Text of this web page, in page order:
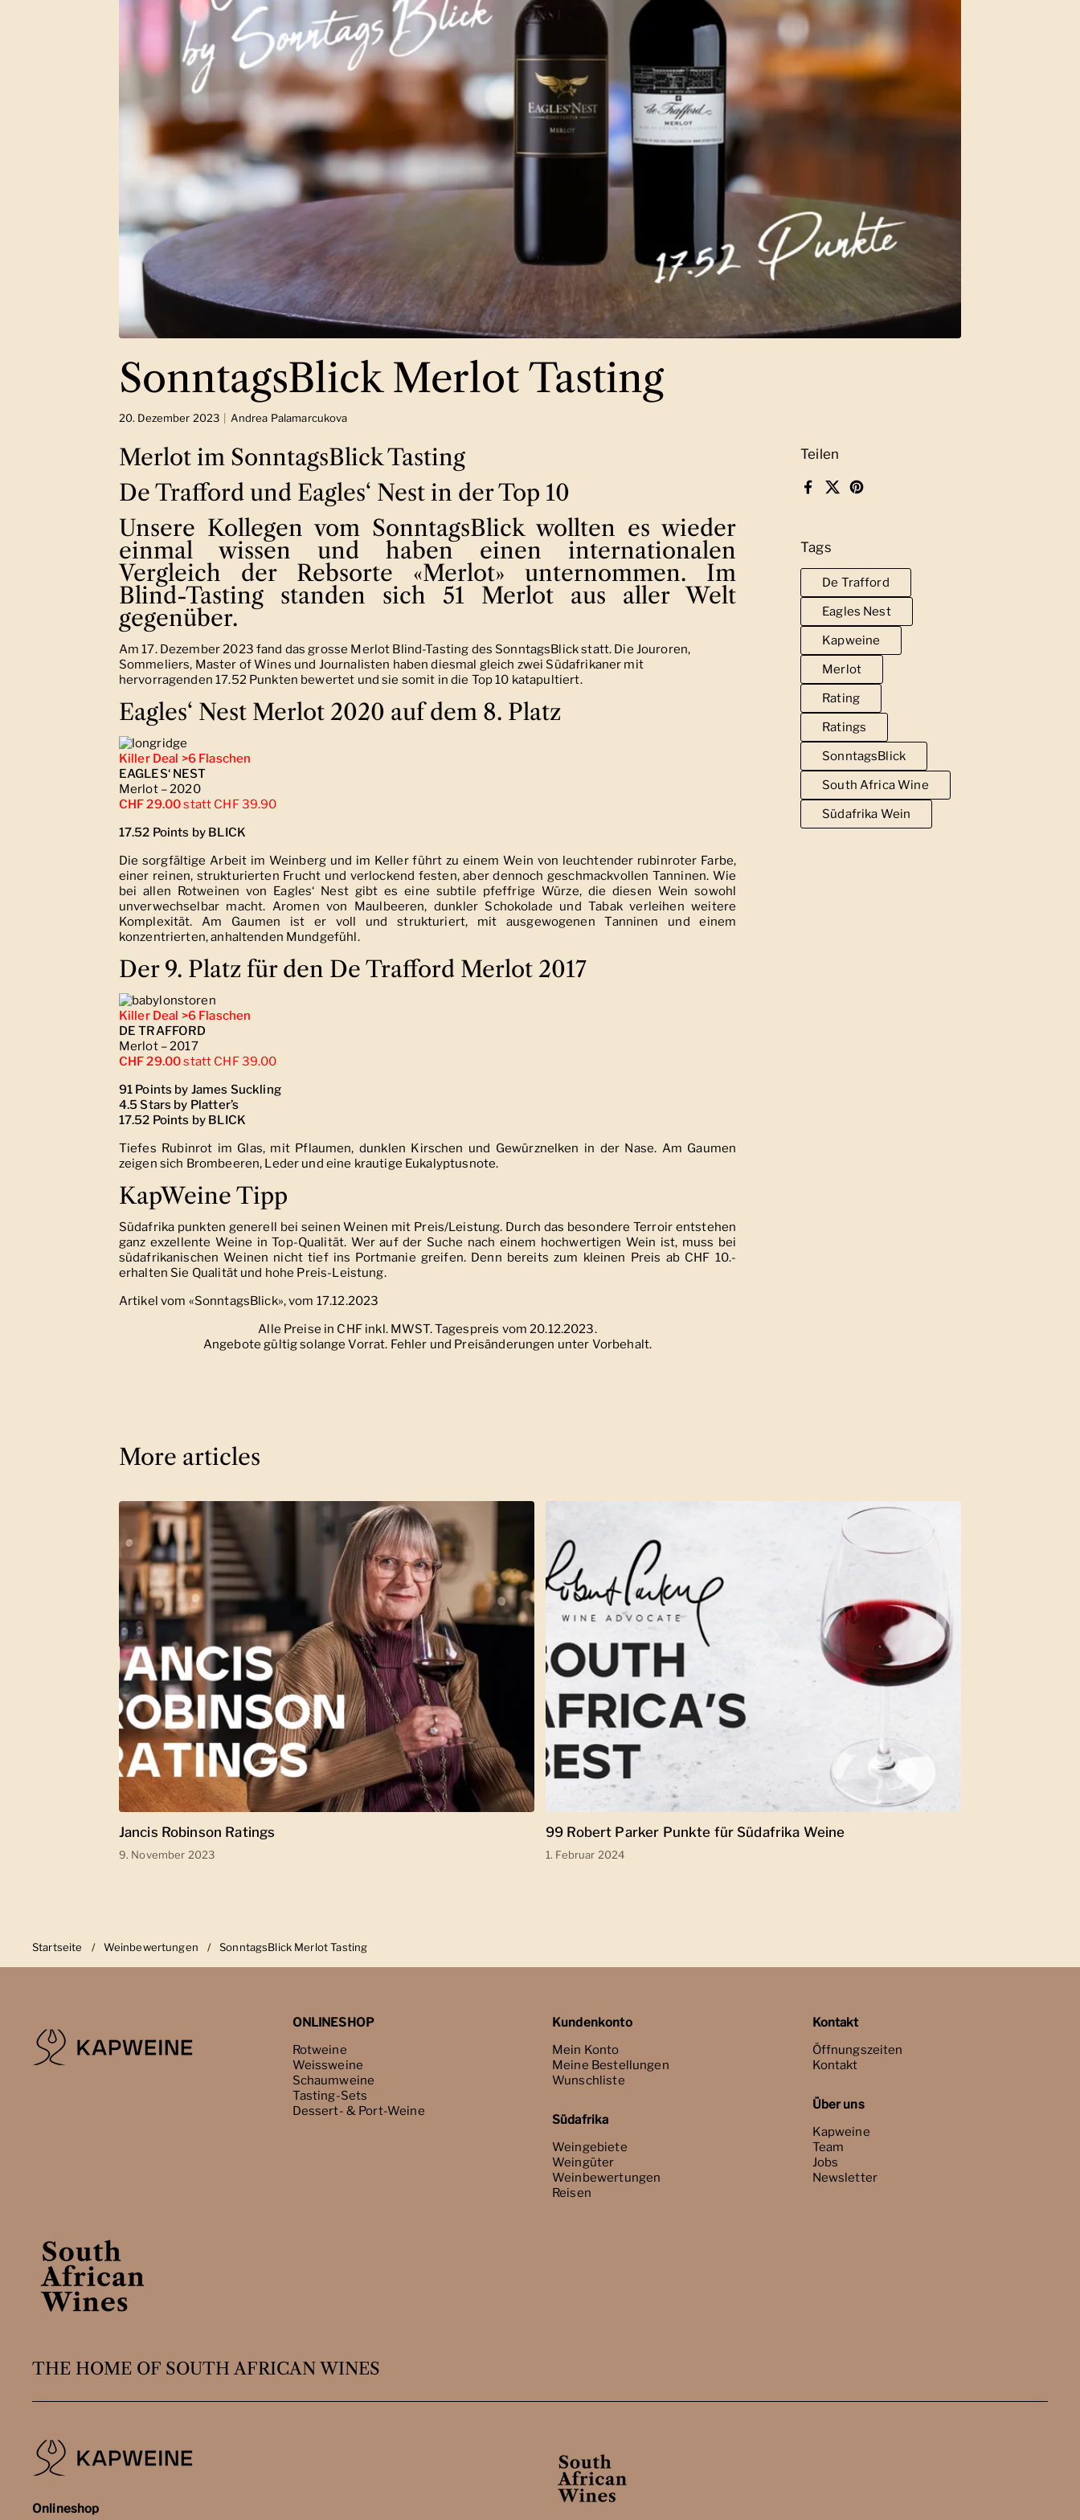
SonntagsBlick Merlot Tasting
20. Dezember 2023 Andrea Palamarcukova
Teilen
Facebook
X (Twitter)
Pinterest
Tags
De Trafford
Eagles Nest
Kapweine
Merlot
Rating
Ratings
SonntagsBlick
South Africa Wine
Südafrika Wein
Merlot im SonntagsBlick Tasting
De Trafford und Eagles‘ Nest in der Top 10
Unsere Kollegen vom SonntagsBlick wollten es wieder
einmal wissen und haben einen internationalen
Vergleich der Rebsorte «Merlot» unternommen. Im
Blind-Tasting standen sich 51 Merlot aus aller Welt
gegenüber.
Am 17. Dezember 2023 fand das grosse Merlot Blind-Tasting des SonntagsBlick statt. Die Jouroren,
Sommeliers, Master of Wines und Journalisten haben diesmal gleich zwei Südafrikaner mit
hervorragenden 17.52 Punkten bewertet und sie somit in die Top 10 katapultiert.
Eagles‘ Nest Merlot 2020 auf dem 8. Platz
Killer Deal >6 Flaschen
EAGLES‘ NEST
Merlot – 2020
CHF 29.00statt CHF 39.90
17.52 Points by BLICK
Die sorgfältige Arbeit im Weinberg und im Keller führt zu einem Wein von leuchtender rubinroter Farbe,
einer reinen, strukturierten Frucht und verlockend festen, aber dennoch geschmackvollen Tanninen. Wie
bei allen Rotweinen von Eagles‘ Nest gibt es eine subtile pfeffrige Würze, die diesen Wein sowohl
unverwechselbar macht. Aromen von Maulbeeren, dunkler Schokolade und Tabak verleihen weitere
Komplexität. Am Gaumen ist er voll und strukturiert, mit ausgewogenen Tanninen und einem
konzentrierten, anhaltenden Mundgefühl.
Der 9. Platz für den De Trafford Merlot 2017
Killer Deal >6 Flaschen
DE TRAFFORD
Merlot – 2017
CHF 29.00statt CHF 39.00
91 Points by James Suckling
4.5 Stars by Platter’s
17.52 Points by BLICK
Tiefes Rubinrot im Glas, mit Pflaumen, dunklen Kirschen und Gewürznelken in der Nase. Am Gaumen
zeigen sich Brombeeren, Leder und eine krautige Eukalyptusnote.
KapWeine Tipp
Südafrika punkten generell bei seinen Weinen mit Preis/Leistung. Durch das besondere Terroir entstehen
ganz exzellente Weine in Top-Qualität. Wer auf der Suche nach einem hochwertigen Wein ist, muss bei
südafrikanischen Weinen nicht tief ins Portmanie greifen. Denn bereits zum kleinen Preis ab CHF 10.-
erhalten Sie Qualität und hohe Preis-Leistung.
Artikel vom «SonntagsBlick», vom 17.12.2023
Alle Preise in CHF inkl. MWST. Tagespreis vom 20.12.2023.
Angebote gültig solange Vorrat. Fehler und Preisänderungen unter Vorbehalt.
More articles
Jancis Robinson Ratings
9. November 2023
99 Robert Parker Punkte für Südafrika Weine
1. Februar 2024
Startseite / Weinbewertungen / SonntagsBlick Merlot Tasting
ONLINESHOP
Rotweine
Weissweine
Schaumweine
Tasting-Sets
Dessert- & Port-Weine
Kundenkonto
Mein Konto
Meine Bestellungen
Wunschliste
Südafrika
Weingebiete
Weingüter
Weinbewertungen
Reisen
Kontakt
Öffnungszeiten
Kontakt
Über uns
Kapweine
Team
Jobs
Newsletter
THE HOME OF SOUTH AFRICAN WINES
Onlineshop